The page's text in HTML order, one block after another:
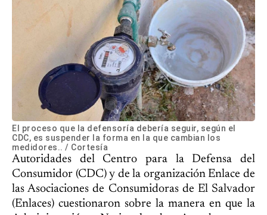
El proceso que la defensoría debería seguir, según el
CDC, es suspender la forma en la que cambian los
medidores.. / Cortesía
Autoridades del Centro para la Defensa del
Consumidor (CDC) y de la organización Enlace de
las Asociaciones de Consumidoras de El Salvador
(Enlaces) cuestionaron sobre la manera en que la